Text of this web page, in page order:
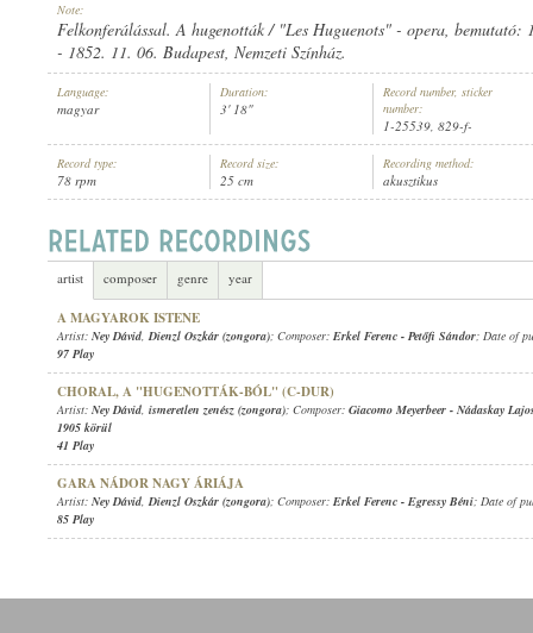
ARTIST: NEY DÁVID ISMERETLEN ZENÉSZ (ZONGORA)
Note:
Felkonferálással. A hugenották / "Les Huguenots" - opera, bemutató:
- 1852. 11. 06. Budapest, Nemzeti Színház.
Language:
magyar
Duration:
3' 18"
Record number, sticker
number:
1-25539, 829-f-
Record type:
78 rpm
Record size:
25 cm
Recording method:
akusztikus
artist composer genre year
A MAGYAROK ISTENE
Artist: Ney Dávid,Dienzl Oszkár (zongora); Composer: Erkel Ferenc - Petőfi Sándor; Date of
97 Play
CHORAL, A "HUGENOTTÁK-BÓL" (C-DUR)
Artist: Ney Dávid, ismeretlen zenész (zongora); Composer: Giacomo Meyerbeer - Nádaskay
1905 körül
41 Play
GARA NÁDOR NAGY ÁRIÁJA
Artist: Ney Dávid,Dienzl Oszkár (zongora); Composer: Erkel Ferenc - Egressy Béni; Date of
85 Play